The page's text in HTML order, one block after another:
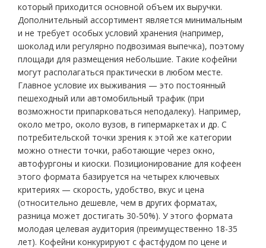
который приходится основной объем их выручки.
Дополнительный ассортимент является минимальным
и не требует особых условий хранения (например,
шоколад или регулярно подвозимая выпечка), поэтому
площади для размещения небольшие. Такие кофейни
могут располагаться практически в любом месте.
Главное условие их выживания — это постоянный
пешеходный или автомобильный трафик (при
возможности припарковаться неподалеку). Например,
около метро, около вузов, в гипермаркетах и др. С
потребительской точки зрения к этой же категории
можно отнести точки, работающие через окно,
автофургоны и киоски. Позиционирование для кофеен
этого формата базируется на четырех ключевых
критериях — скорость, удобство, вкус и цена
(относительно дешевле, чем в других форматах,
разница может достигать 30-50%). У этого формата
молодая целевая аудитория (преимущественно 18-35
лет). Кофейни конкурируют с фастфудом по цене и